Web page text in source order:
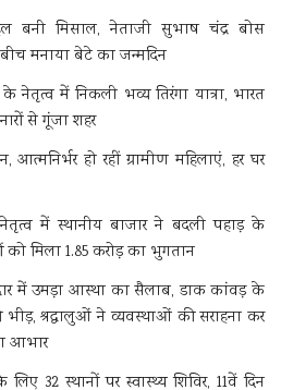
बनी मिसाल, नेताजी सुभाष चंद्र बोस
मनाया बेटे का जन्मदिन
के नेतृत्व में निकली भव्य तिरंगा यात्रा, भारत
से गूंजा शहर
हो रहीं ग्रामीण महिलाएं, हर घर
में स्थानीय बाजार ने बदली पहाड़ के
को मिला 1.85 करोड़ का भुगतान
में उमड़ा आस्था का सैलाब, डाक कांवड़ के
श्रद्धालुओं ने व्यवस्थाओं की सराहना कर
आभार
लिए 32 स्थानों पर स्वास्थ्य शिविर, 11वें दिन